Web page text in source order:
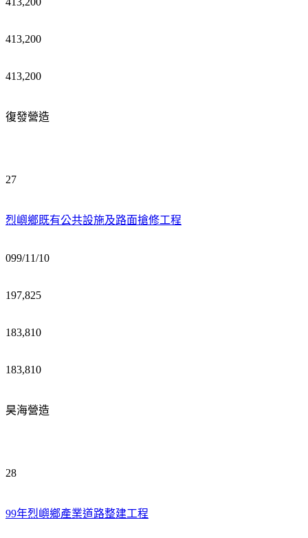
413,200
413,200
復發營造
27
烈嶼鄉既有公共設施及路面搶修工程
099/11/10
197,825
183,810
183,810
昊海營造
28
99年烈嶼鄉產業道路整建工程